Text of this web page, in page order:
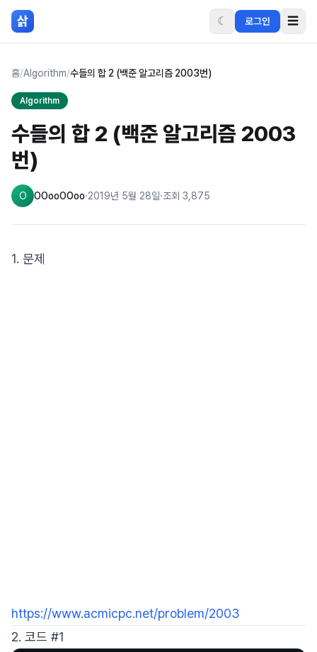
본문 바로가기
삵 ☾ 로그인 ☰
홈/Algorithm/수들의 합 2 (백준 알고리즘 2003번)
Algorithm
수들의 합 2 (백준 알고리즘 2003
번)
O OOooOOoo·2019년 5월 28일·조회 3,875
1. 문제
https://www.acmicpc.net/problem/2003
2. 코드 #1